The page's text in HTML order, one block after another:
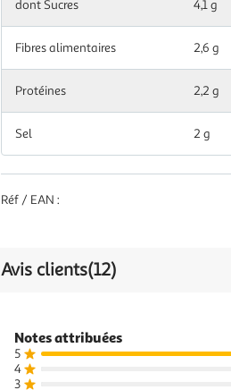
dont Sucres 4,1 g
Fibres alimentaires 2,6 g
Protéines 2,2 g
Sel 2 g
dont Acides
gras saturés
Glucides
dont Sucres
alimentaires
Réf / EAN :
Avis clients(12)
Notes attribuées
5
4
3